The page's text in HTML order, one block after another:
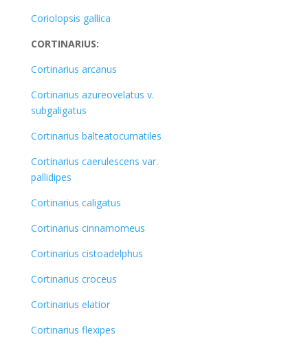
Coriolopsis gallica
CORTINARIUS:
Cortinarius arcanus
Cortinarius azureovelatus v.
subgaligatus
Cortinarius balteatocumatiles
Cortinarius caerulescens var.
pallidipes
Cortinarius caligatus
Cortinarius cinnamomeus
Cortinarius cistoadelphus
Cortinarius croceus
Cortinarius elatior
Cortinarius flexipes